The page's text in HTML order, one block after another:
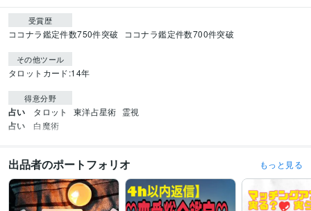
受賞歴
ココナラ鑑定件数750件突破 ココナラ鑑定件数700件突破
その他ツール
タロットカード:14年
得意分野
占い タロット 東洋占星術 霊視
占い 白魔術
出品者のポートフォリオ もっと見る